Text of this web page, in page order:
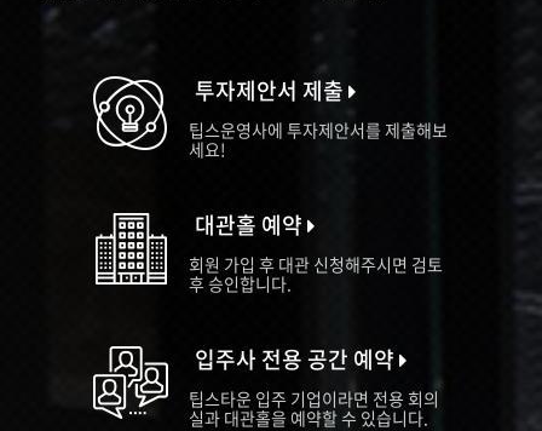
투자제안서 제출
팁스운영사에 투자제안서를 제출해보
세요!
대관홀 예약
회원 가입 후 대관 신청해주시면 검토
후 승인합니다.
입주사 전용 공간 예약
팁스타운 입주 기업이라면 전용 회의
실과 대관홀을 예약할 수 있습니다.